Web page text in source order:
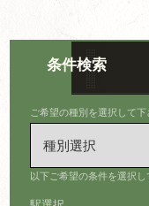
条件検索
ご希望の種別を選択して下
以下ご希望の条件を選択